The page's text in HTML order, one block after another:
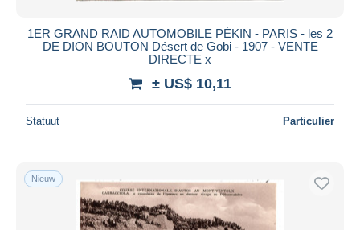
1ER GRAND RAID AUTOMOBILE PÉKIN - PARIS - les 2
DE DION BOUTON Désert de Gobi - 1907 - VENTE
DIRECTE x
± US$ 10,11
Statuut Particulier
Nieuw